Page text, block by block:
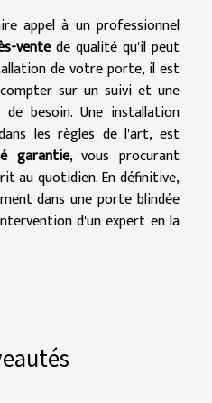
appel à un professionnel
ventede qualité qu'il peut
de votre porte, il est
sur un suivi et une
besoin. Une installation
les règles de l'art, est
garantie, vous procurant
au quotidien. En définitive,
dans une porte blindée
d'un expert en la